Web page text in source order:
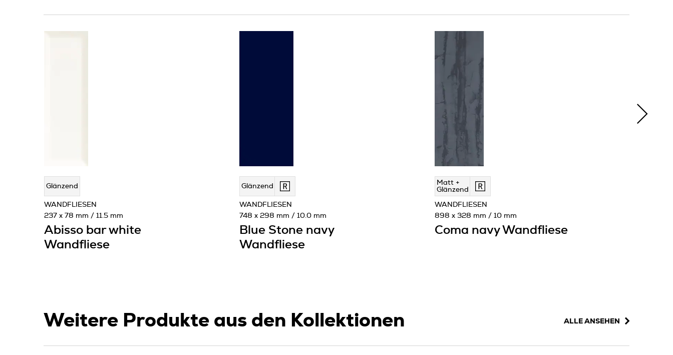
Glänzend
Abisso bar white
Wandfliese
WANDFLIESEN
237 x 78 mm / 11.5 mm
Glänzend
Blue Stone navy
Wandfliese
WANDFLIESEN
748 x 298 mm / 10.0 mm
Matt +
Glänzend
Coma navy Wandfliese
WANDFLIESEN
898 x 328 mm / 10 mm
Weitere Produkte aus den Kollektionen ALLE ANSEHEN